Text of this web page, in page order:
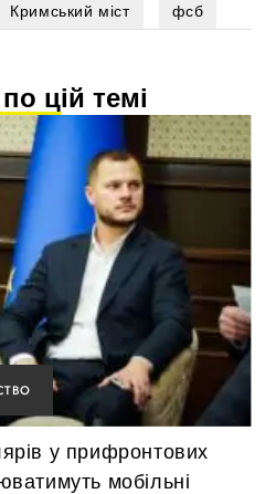
Кримський міст фсб
цій темі
у прифронтових
мобільні